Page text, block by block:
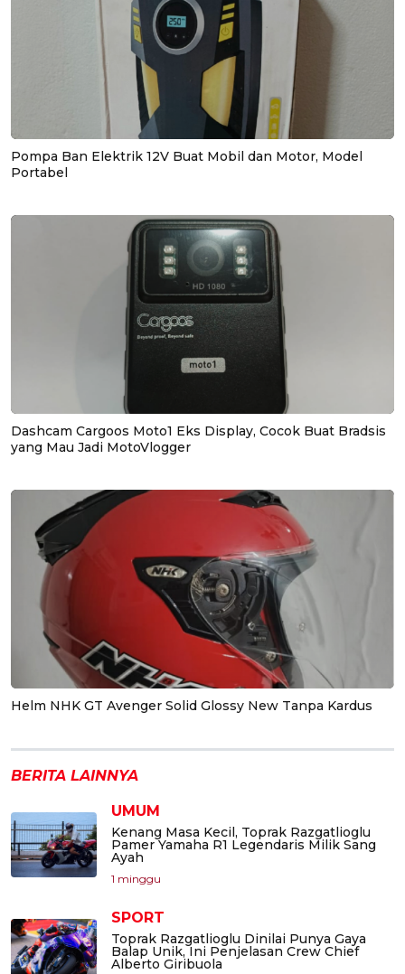
Pompa Ban Elektrik 12V Buat Mobil dan Motor, Model
Portabel
Dashcam Cargoos Moto1 Eks Display, Cocok Buat Bradsis
yang Mau Jadi MotoVlogger
Helm NHK GT Avenger Solid Glossy New Tanpa Kardus
BERITA LAINNYA
UMUM
Kenang Masa Kecil, Toprak Razgatlioglu
Pamer Yamaha R1 Legendaris Milik Sang
Ayah
1 minggu
SPORT
Toprak Razgatlioglu Dinilai Punya Gaya
Balap Unik, Ini Penjelasan Crew Chief
Alberto Giribuola